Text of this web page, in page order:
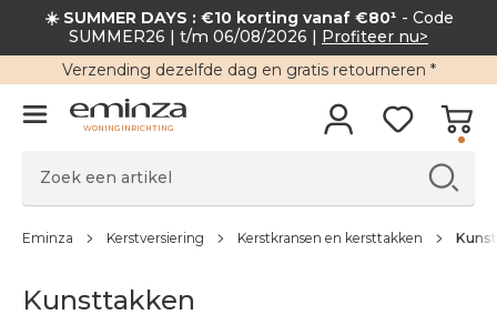
☀️ SUMMER DAYS : €10 korting vanaf €80¹ - Code
SUMMER26 | t/m 06/08/2026 | Profiteer nu>
Verzending dezelfde dag en gratis retourneren *
WONINGINRICHTING
Eminza Kerstversiering Kerstkransen en kersttakken
Kunsttakken